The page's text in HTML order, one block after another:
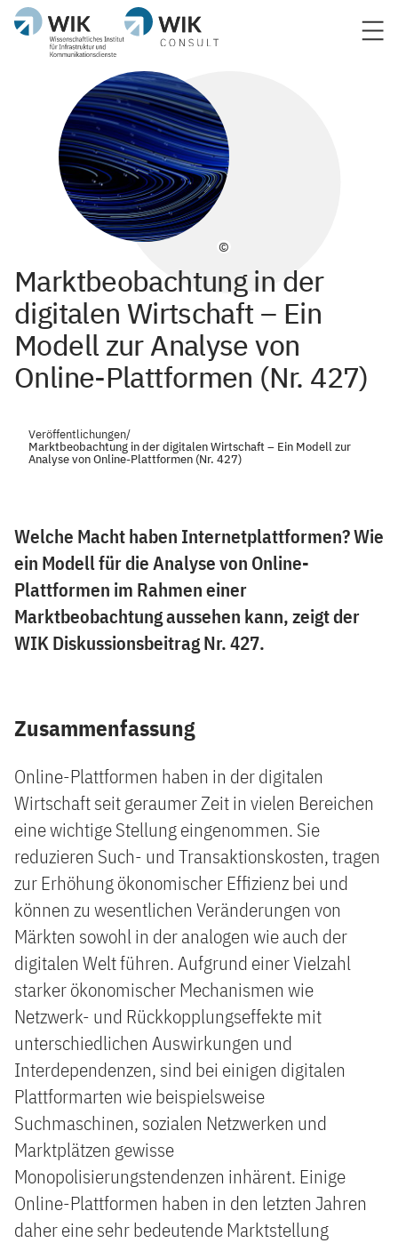
©
Marktbeobachtung in der
digitalen Wirtschaft – Ein
Modell zur Analyse von
Online-Plattformen (Nr. 427)
Veröffentlichungen/
Marktbeobachtung in der digitalen Wirtschaft – Ein Modell zur
Analyse von Online-Plattformen (Nr. 427)
Welche Macht haben Internetplattformen? Wie
ein Modell für die Analyse von Online-
Plattformen im Rahmen einer
Marktbeobachtung aussehen kann, zeigt der
WIK Diskussionsbeitrag Nr. 427.
Zusammenfassung
Online-Plattformen haben in der digitalen
Wirtschaft seit geraumer Zeit in vielen Bereichen
eine wichtige Stellung eingenommen. Sie
reduzieren Such- und Transaktionskosten, tragen
zur Erhöhung ökonomischer Effizienz bei und
können zu wesentlichen Veränderungen von
Märkten sowohl in der analogen wie auch der
digitalen Welt führen. Aufgrund einer Vielzahl
starker ökonomischer Mechanismen wie
Netzwerk- und Rückkopplungseffekte mit
unterschiedlichen Auswirkungen und
Interdependenzen, sind bei einigen digitalen
Plattformarten wie beispielsweise
Suchmaschinen, sozialen Netzwerken und
Marktplätzen gewisse
Monopolisierungstendenzen inhärent. Einige
Online-Plattformen haben in den letzten Jahren
daher eine sehr bedeutende Marktstellung